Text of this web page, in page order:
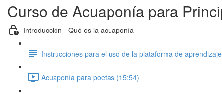
Curso de Acuaponía para
Introducción - Qué es la acuaponía
Instrucciones para el uso de la plataforma de
Acuaponía para poetas (15:54)